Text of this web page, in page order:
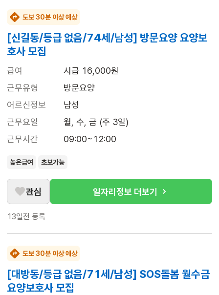
도보 30분 이상 예상
[신길동/등급 없음/74세/남성] 방문요양 요양보
호사 모집
급여
시급 16,000원
근무유형
방문요양
어르신정보
남성
근무요일
월, 수, 금 (주 3일)
근무시간
09:00~12:00
높은급여 초보가능
관심 일자리정보 더보기
13일전 등록
도보 30분 이상 예상
[대방동/등급 없음/71세/남성] SOS돌봄 월수금
요양보호사 모집